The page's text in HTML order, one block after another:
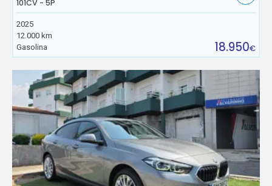
101CV - 5P
2025
12.000 km
Gasolina
18.950€